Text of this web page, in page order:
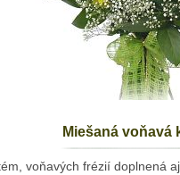
Miešaná voňavá
voňavých frézií doplnená